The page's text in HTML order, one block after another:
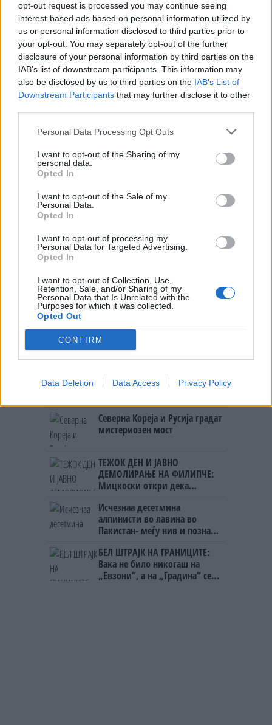
opt-out request is processed you may continue seeing
interest-based ads based on personal information utilized by
us or personal information disclosed to third parties prior to
your opt-out. You may separately opt-out of the further
disclosure of your personal information by third parties on the
IAB’s list of downstream participants. This information may
also be disclosed by us to third parties on the IAB’s List of
Downstream Participants that may further disclose it to other
Personal Data Processing Opt Outs
I want to opt-out of the Sharing of my
personal data.
Opted In
I want to opt-out of the Sale of my
Personal Data.
Opted In
I want to opt-out of processing my
Personal Data for Targeted Advertising.
Opted In
I want to opt-out of Collection, Use,
Retention, Sale, and/or Sharing of my
Personal Data that Is Unrelated with the
Purposes for which it was collected.
Opted Out
CONFIRM
Data Deletion Data Access Privacy Policy
расте побрзо од увозот
ПОЗНАТИ РЕЗУЛТАТИТЕ ОД
МАТУРАТА - Стручните матуранти
најуспешни, просект 3,66
Ахмети кажа што го мачи:
СЛУШАМ, САКААТ ДА СЕ СУДИ
ИСТОРИСКО ОБЕДИНУВАЊЕ НА
МАКЕДОНЦИТЕ ВО СРБИЈА:
УЛЦИЊ Е АЛБАНСКИ, ЌЕ ГО
ОСЛОБОДИМЕ- Скандалозна
ПРЕДУПРЕДЕНИ СЕ: „Бугарија
итно ја преиспитува својата
одлука“
ТЕМПЕРАТУРАТА ВО СРЕДА ЌЕ
БИДЕ ЗА НА ЛЕКАР, а потоа...
ВАКА - Судијата Вулнет Винца
откако му го врати пасошот
на бизнисменот Марковски
Северна Кореја и Русија градат
мистериозен мост
ТЕЖОК ДЕН И ЈАВНО
ДЕМОЛИРАЊЕ НА ФИЛИПЧЕ:
Мицкоски откри дека
ништо, освен за кеш
Исчезнаа десетмина
алпинисти во лавина во
Пакистан- меѓу нив и познат
БЕЛ ШТРАЈК НА ГРАНИЦИТЕ:
Вака не било никогаш на
„Евзони“, а на „Градина“ се